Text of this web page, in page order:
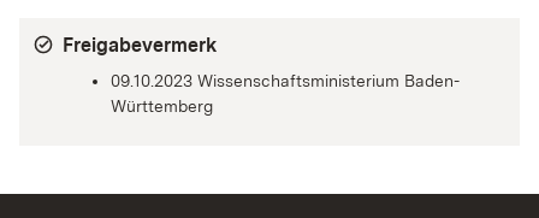
Freigabevermerk
09.10.2023 Wissenschaftsministerium Baden-
Württemberg